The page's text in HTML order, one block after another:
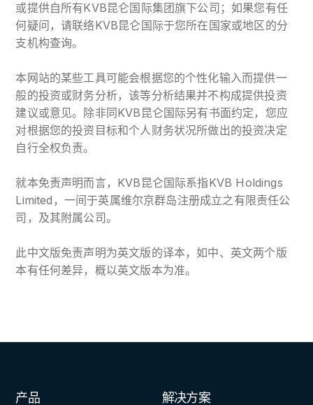
或提供自所有KVB昆仑国际集团旗下公司；如果您有任
何疑问，请联络KVB昆仑国际于您所在国家或地区的分
支机构查询。
本网站的某些工具可能会根据您的个性化输入而提供一
般的投资或财务分析，该等分析结果并不构成提供投资
建议或意见。除非同KVB昆仑国际另有书面约定，您应
对根据您的投资目标和个人财务状况所做出的投资决定
自行全权负责。
就本免责声明而言，KVB昆仑国际系指KVB Holdings
Limited，一间于英属维尔京群岛注册成立之有限责任公
司，及其附属公司。
此中文版免责声明为英文版的译本，如中、英文两个版
本有任何差异，概以英文版本为准。
产品 解决方案